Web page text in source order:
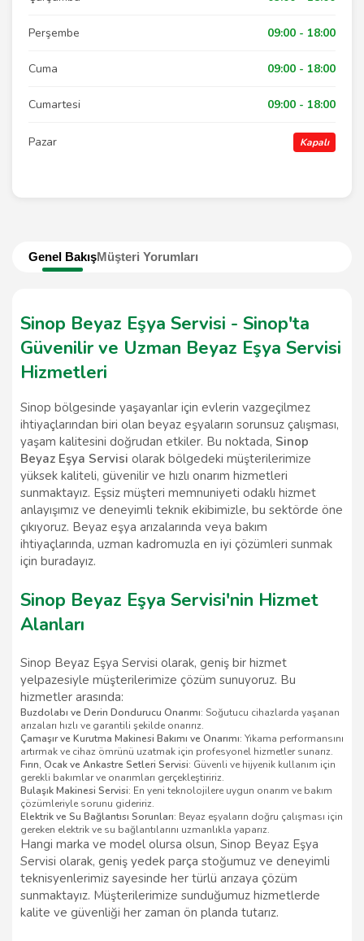
Genel BakışMüşteri Yorumları
Sinop Beyaz Eşya Servisi - Sinop'ta
Güvenilir ve Uzman Beyaz Eşya Servisi
Hizmetleri
Sinop bölgesinde yaşayanlar için evlerin vazgeçilmez
ihtiyaçlarından biri olan beyaz eşyaların sorunsuz çalışması,
yaşam kalitesini doğrudan etkiler. Bu noktada, Sinop
Beyaz Eşya Servisi olarak bölgedeki müşterilerimize
yüksek kaliteli, güvenilir ve hızlı onarım hizmetleri
sunmaktayız. Eşsiz müşteri memnuniyeti odaklı hizmet
anlayışımız ve deneyimli teknik ekibimizle, bu sektörde öne
çıkıyoruz. Beyaz eşya arızalarında veya bakım
ihtiyaçlarında, uzman kadromuzla en iyi çözümleri sunmak
için buradayız.
Sinop Beyaz Eşya Servisi'nin Hizmet
Alanları
Sinop Beyaz Eşya Servisi olarak, geniş bir hizmet
yelpazesiyle müşterilerimize çözüm sunuyoruz. Bu
hizmetler arasında:
Buzdolabı ve Derin Dondurucu Onarımı: Soğutucu cihazlarda yaşanan
arızaları hızlı ve garantili şekilde onarırız.
Çamaşır ve Kurutma Makinesi Bakımı ve Onarımı: Yıkama performansını
artırmak ve cihaz ömrünü uzatmak için profesyonel hizmetler sunarız.
Fırın, Ocak ve Ankastre Setleri Servisi: Güvenli ve hijyenik kullanım için
gerekli bakımlar ve onarımları gerçekleştiririz.
Bulaşık Makinesi Servisi: En yeni teknolojilere uygun onarım ve bakım
çözümleriyle sorunu gideririz.
Elektrik ve Su Bağlantısı Sorunları: Beyaz eşyaların doğru çalışması için
gereken elektrik ve su bağlantılarını uzmanlıkla yaparız.
Hangi marka ve model olursa olsun, Sinop Beyaz Eşya
Servisi olarak, geniş yedek parça stoğumuz ve deneyimli
teknisyenlerimiz sayesinde her türlü arızaya çözüm
sunmaktayız. Müşterilerimize sunduğumuz hizmetlerde
kalite ve güvenliği her zaman ön planda tutarız.
Perşembe 09:00 - 18:00
Cuma 09:00 - 18:00
Cumartesi 09:00 - 18:00
Pazar Kapalı